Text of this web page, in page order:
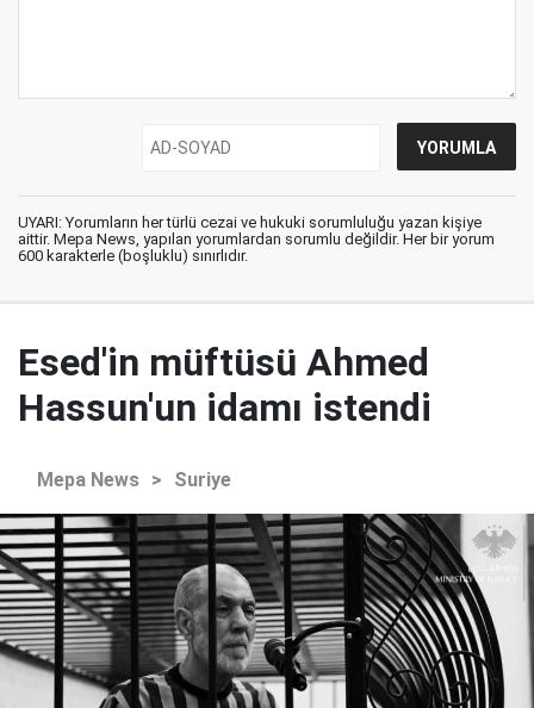
UYARI: Yorumların her türlü cezai ve hukuki sorumluluğu yazan kişiye
aittir. Mepa News, yapılan yorumlardan sorumlu değildir. Her bir yorum
600 karakterle (boşluklu) sınırlıdır.
Esed'in müftüsü Ahmed
Hassun'un idamı istendi
Mepa News > Suriye